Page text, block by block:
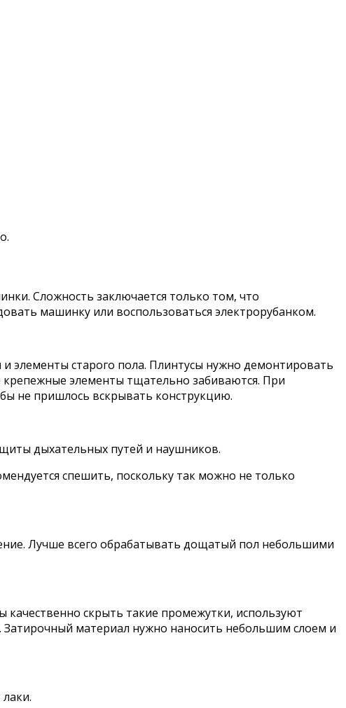
Сложность заключается только том, что
машинку или воспользоваться электрорубанком.
элементы старого пола. Плинтусы нужно демонтировать
элементы тщательно забиваются. При
не пришлось вскрывать конструкцию.
дыхательных путей и наушников.
спешить, поскольку так можно не только
Лучше всего обрабатывать дощатый пол небольшими
скрыть такие промежутки, используют
материал нужно наносить небольшим слоем и